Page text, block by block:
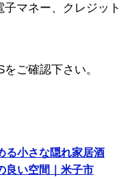
マネー、クレジット
ご確認下さい。
る小さな隠れ家居酒
良い空間｜米子市